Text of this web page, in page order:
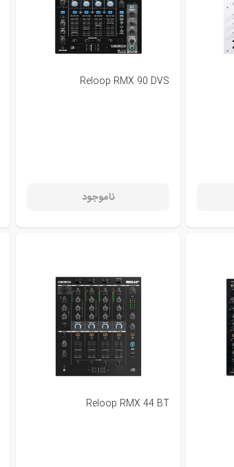
Reloop RMX 90 DVS
ناموجود
Reloop RMX 44 BT